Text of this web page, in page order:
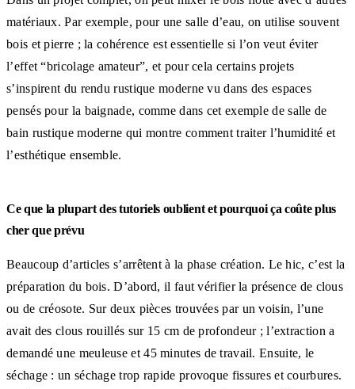
matériaux. Par exemple, pour une salle d’eau, on utilise souvent
bois et pierre ; la cohérence est essentielle si l’on veut éviter
l’effet “bricolage amateur”, et pour cela certains projets
s’inspirent du rendu rustique moderne vu dans des espaces
pensés pour la baignade, comme dans cet exemple de salle de
bain rustique moderne qui montre comment traiter l’humidité et
l’esthétique ensemble.
Ce que la plupart des tutoriels oublient et pourquoi ça coûte plus
cher que prévu
Beaucoup d’articles s’arrêtent à la phase création. Le hic, c’est la
préparation du bois. D’abord, il faut vérifier la présence de clous
ou de créosote. Sur deux pièces trouvées par un voisin, l’une
avait des clous rouillés sur 15 cm de profondeur ; l’extraction a
demandé une meuleuse et 45 minutes de travail. Ensuite, le
séchage : un séchage trop rapide provoque fissures et courbures.